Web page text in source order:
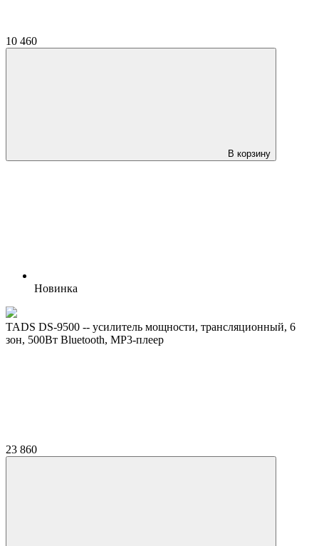
10 460
В корзину
Новинка
TADS DS-9500 -- усилитель мощности, трансляционный, 6
зон, 500Вт Bluetooth, MP3-плеер
23 860